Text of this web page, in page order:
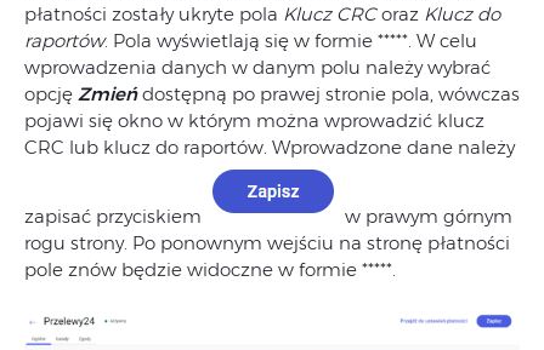
płatności zostały ukryte pola Klucz CRCoraz Klucz do
raportów. Pola wyświetlają się w formie *****. W celu
wprowadzenia danych w danym polu należy wybrać
opcję Zmieńdostępną po prawej stronie pola, wówczas
pojawi się okno w którym można wprowadzić klucz
CRC lub klucz do raportów. Wprowadzone dane należy
zapisać przyciskiem
w prawym górnym
rogu strony. Po ponownym wejściu na stronę płatności
pole znów będzie widoczne w formie *****.